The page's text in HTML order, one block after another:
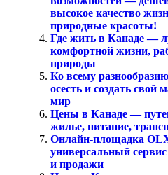
высокое качество
природные красоты!
Где жить в Канаде —
комфортной жизни,
природы
Ко всему
осесть и создать свой
мир
Цены в Канаде —
жилье, питание,
Онлайн-площадка
универсальный
и продажи